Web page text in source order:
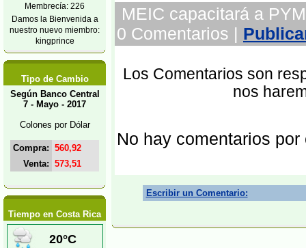
Membrecía: 226
Damos la Bienvenida a
nuestro nuevo miembro:
kingprince
Tipo de Cambio
Según Banco Central
7 - Mayo - 2017
Colones por Dólar
Compra: 560,92
Venta: 573,51
Tiempo en Costa Rica
MEIC capacitará a
0 Comentarios |
Los Comentarios son
nos
No hay comentarios por
Escribir un Comentario: